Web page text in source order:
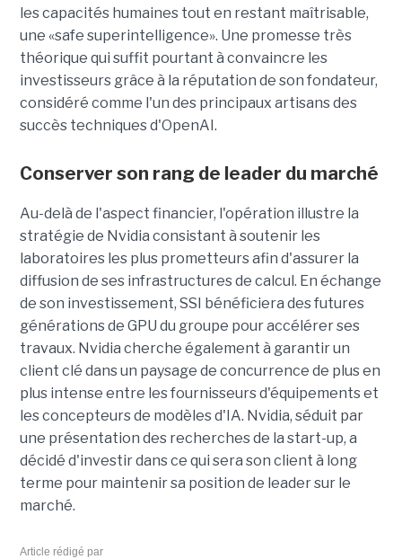
les capacités humaines tout en restant maîtrisable,
une «safe superintelligence». Une promesse très
théorique qui suffit pourtant à convaincre les
investisseurs grâce à la réputation de son fondateur,
considéré comme l'un des principaux artisans des
succès techniques d'OpenAI.
Conserver son rang de leader du marché
Au-delà de l'aspect financier, l'opération illustre la
stratégie de Nvidia consistant à soutenir les
laboratoires les plus prometteurs afin d'assurer la
diffusion de ses infrastructures de calcul. En échange
de son investissement, SSI bénéficiera des futures
générations de GPU du groupe pour accélérer ses
travaux. Nvidia cherche également à garantir un
client clé dans un paysage de concurrence de plus en
plus intense entre les fournisseurs d'équipements et
les concepteurs de modèles d'IA. Nvidia, séduit par
une présentation des recherches de la start-up, a
décidé d'investir dans ce qui sera son client à long
terme pour maintenir sa position de leader sur le
marché.
Article rédigé par